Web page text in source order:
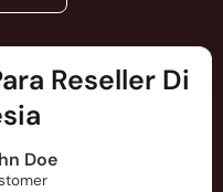
Reseller Di
Doe